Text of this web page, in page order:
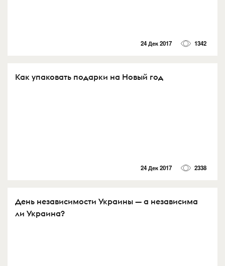
24 Дек 2017 1342
Как упаковать подарки на Новый год
24 Дек 2017 2338
День независимости Украины — а независима
ли Украина?